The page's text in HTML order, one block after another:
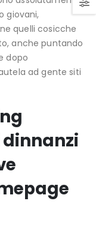
giovani,
quelli cosicche
anche puntando
dopo
ad gente siti